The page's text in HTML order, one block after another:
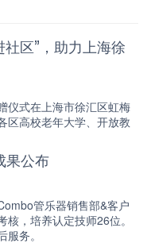
区”，助力上海徐
仪式在上海市徐汇区虹梅
区高校老年大学、开放教
果公布
管乐器销售部&客户
，培养认定技师26位。
务。